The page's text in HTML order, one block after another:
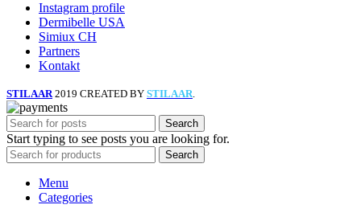
Instagram profile
Dermibelle USA
Simiux CH
Partners
Kontakt
STILAAR 2019 CREATED BY STILAAR.
Search
Start typing to see posts you are looking for.
Search
Menu
Categories